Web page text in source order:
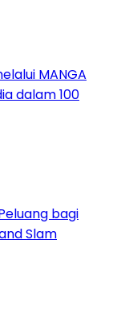
MANGA
dalam 100
bagi
Slam